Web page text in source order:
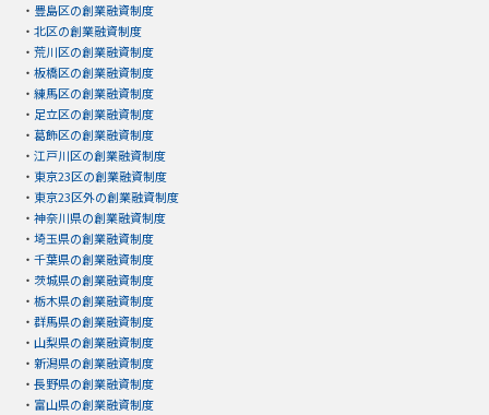
・ 豊島区の創業融資制度
・ 北区の創業融資制度
・ 荒川区の創業融資制度
・ 板橋区の創業融資制度
・ 練馬区の創業融資制度
・ 足立区の創業融資制度
・ 葛飾区の創業融資制度
・ 江戸川区の創業融資制度
・ 東京23区の創業融資制度
・ 東京23区外の創業融資制度
・ 神奈川県の創業融資制度
・ 埼玉県の創業融資制度
・ 千葉県の創業融資制度
・ 茨城県の創業融資制度
・ 栃木県の創業融資制度
・ 群馬県の創業融資制度
・ 山梨県の創業融資制度
・ 新潟県の創業融資制度
・ 長野県の創業融資制度
・ 富山県の創業融資制度